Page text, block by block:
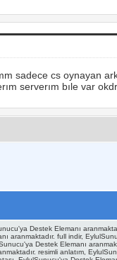
sadece cs oynayan
serverım bıle var okdr
Destek Elemanı
aranmaktadır. full indir,
Destek Elemanı
resimli anlatım,